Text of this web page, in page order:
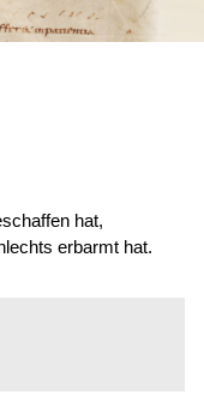
hat,
erbarmt hat.